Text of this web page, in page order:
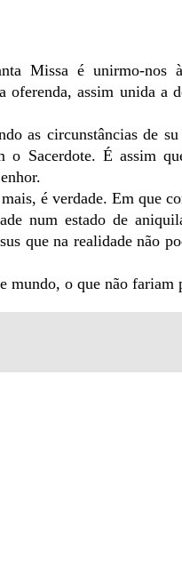
Missa é unirmo-
oferenda, assim unida a
as circunstâncias de
Sacerdote. É assim
é verdade. Em que
num estado de
que na realidade não
mundo, o que não fariam